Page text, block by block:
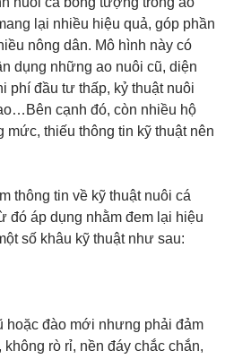
lại nhiều hiệu quả, góp phần
nông dân. Mô hình này có
dụng những ao nuôi cũ, diện
phí đầu tư thấp, kỷ thuật nuôi
cạnh đó, còn nhiều hộ
thiếu thông tin kỹ thuật nên
thông tin về kỹ thuật nuôi cá
đó áp dụng nhằm đem lại hiệu
số khâu kỹ thuật như sau:
hoặc đào mới nhưng phải đảm
rò rỉ, nền đáy chắc chắn,